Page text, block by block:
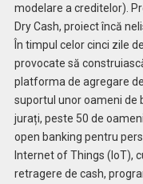
modelare a creditelor).
Dry Cash, proiect încă
În timpul celor cinci zile
provocate să
platforma de agregare
suportul unor oameni de
jurați, peste 50 de
open banking pentru
Internet of Things (IoT),
retragere de cash,